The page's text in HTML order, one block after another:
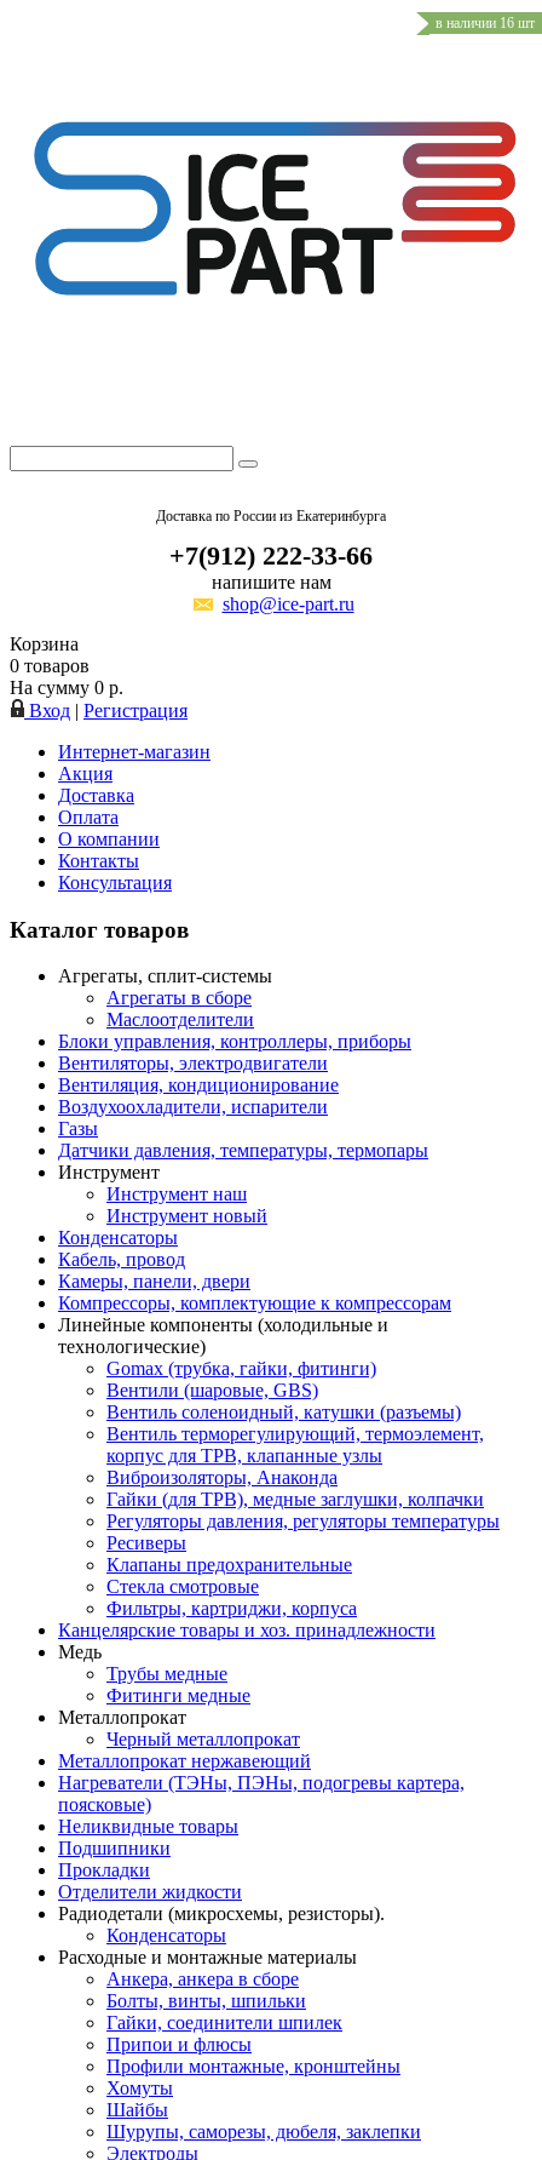
Доставка по России из Екатеринбурга
+7(912) 222-33-66
напишите нам
shop@ice-part.ru
Корзина
0 товаров
На сумму 0 р.
Вход | Регистрация
Интернет-магазин
Акция
Доставка
Оплата
О компании
Контакты
Консультация
Каталог товаров
Агрегаты, сплит-системы
Агрегаты в сборе
Маслоотделители
Блоки управления, контроллеры, приборы
Вентиляторы, электродвигатели
Вентиляция, кондиционирование
Воздухоохладители, испарители
Газы
Датчики давления, температуры, термопары
Инструмент
Инструмент наш
Инструмент новый
Конденсаторы
Кабель, провод
Камеры, панели, двери
Компрессоры, комплектующие к компрессорам
Линейные компоненты (холодильные и
технологические)
Gomax (трубка, гайки, фитинги)
Вентили (шаровые, GBS)
Вентиль соленоидный, катушки (разъемы)
Вентиль терморегулирующий, термоэлемент,
корпус для ТРВ, клапанные узлы
Виброизоляторы, Анаконда
Гайки (для ТРВ), медные заглушки, колпачки
Регуляторы давления, регуляторы температуры
Ресиверы
Клапаны предохранительные
Стекла смотровые
Фильтры, картриджи, корпуса
Канцелярские товары и хоз. принадлежности
Медь
Трубы медные
Фитинги медные
Металлопрокат
Черный металлопрокат
Металлопрокат нержавеющий
Нагреватели (ТЭНы, ПЭНы, подогревы картера,
поясковые)
Неликвидные товары
Подшипники
Прокладки
Отделители жидкости
Радиодетали (микросхемы, резисторы).
Конденсаторы
Расходные и монтажные материалы
Анкера, анкера в сборе
Болты, винты, шпильки
Гайки, соединители шпилек
Припои и флюсы
Профили монтажные, кронштейны
Хомуты
Шайбы
Шурупы, саморезы, дюбеля, заклепки
Электроды
в наличии 16 шт